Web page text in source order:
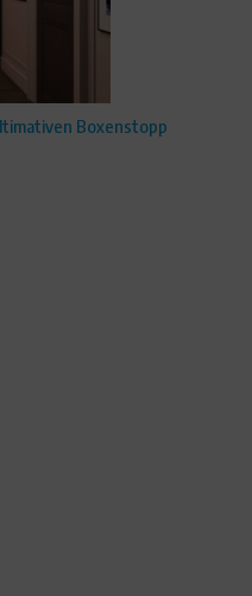
Boxenstopp